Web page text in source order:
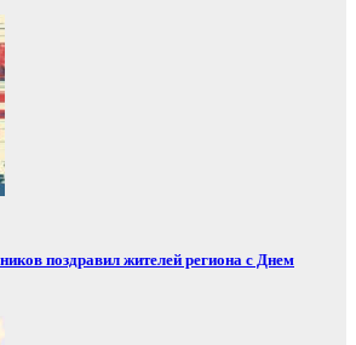
поздравил жителей региона с Днем